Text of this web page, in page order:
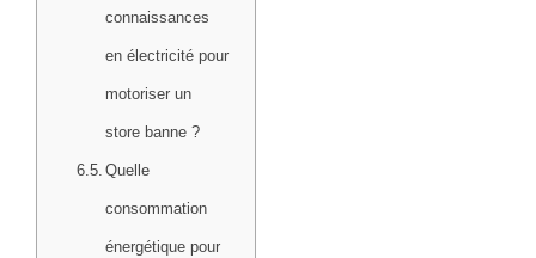
connaissances
en électricité pour
motoriser un
store banne ?
Quelle
consommation
énergétique pour